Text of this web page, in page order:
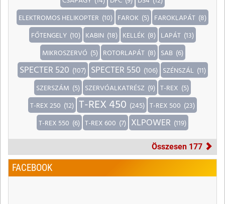
ELEKTROMOS HELIKOPTER (10) FAROK (5) FAROKLAPÁT (8)
FŐTENGELY (10) KABIN (18) KELLÉK (8) LAPÁT (13)
MIKROSZERVÓ (5) ROTORLAPÁT (8) SAB (6)
SPECTER 520 (107) SPECTER 550 (106) SZÉNSZÁL (11)
SZERSZÁM (5) SZERVÓALKATRÉSZ (9) T-REX (5)
T-REX 250 (12) T-REX 450 (245) T-REX 500 (23)
T-REX 550 (6) T-REX 600 (7) XLPOWER (119)
Összesen 177
FACEBOOK